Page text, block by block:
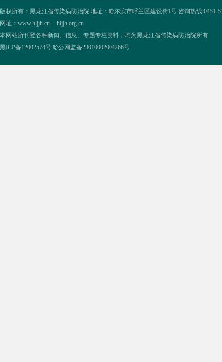
版权所有：黑龙江省传染病防治院 地址：哈尔滨市呼兰区建设街1号 咨询热线:0451-
网址：www.hljjh.cn hljjh.org.cn
本网站所刊登各种新闻、信息、专题专栏资料，均为黑龙江省传染病防治院所有
黑ICP备12002574号 哈公网监备23010002004266号